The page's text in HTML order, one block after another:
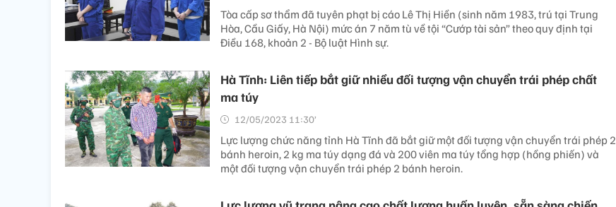
Tòa cấp sơ thẩm đã tuyên phạt bị cáo Lê Thị Hiền (sinh năm 1983, trú tại Trung
Hòa, Cầu Giấy, Hà Nội) mức án 7 năm tù về tội “Cướp tài sản” theo quy định tại
Điều 168, khoản 2 - Bộ luật Hình sự.
Hà Tĩnh: Liên tiếp bắt giữ nhiều đối tượng vận chuyển trái phép chất
ma túy
12/05/2023 11:30’
Lực lượng chức năng tỉnh Hà Tĩnh đã bắt giữ một đối tượng vận chuyển trái phép 2
bánh heroin, 2 kg ma túy dạng đá và 200 viên ma túy tổng hợp (hồng phiến) và
một đối tượng vận chuyển trái phép 2 bánh heroin.